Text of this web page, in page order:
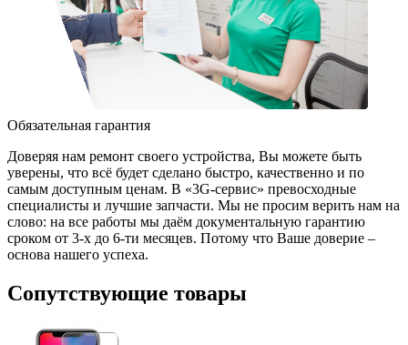
Обязательная гарантия
Доверяя нам ремонт своего устройства, Вы можете быть
уверены, что всё будет сделано быстро, качественно и по
самым доступным ценам. В «3G-сервис» превосходные
специалисты и лучшие запчасти. Мы не просим верить нам на
слово: на все работы мы даём документальную гарантию
сроком от 3-х до 6-ти месяцев. Потому что Ваше доверие –
основа нашего успеха.
Сопутствующие товары